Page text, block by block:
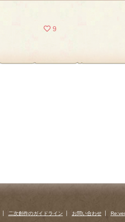
9
二次創作のガイドライン お問い合わせ